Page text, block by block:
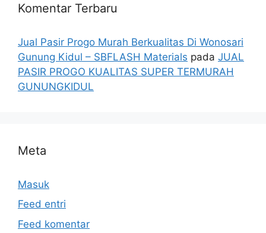
Komentar Terbaru
Jual Pasir Progo Murah Berkualitas Di Wonosari
Gunung Kidul – SBFLASH Materials pada JUAL
PASIR PROGO KUALITAS SUPER TERMURAH
GUNUNGKIDUL
Meta
Masuk
Feed entri
Feed komentar